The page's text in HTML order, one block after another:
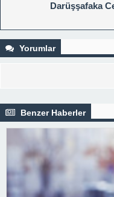
Darüşşafaka
Yorumlar
Benzer Haberler